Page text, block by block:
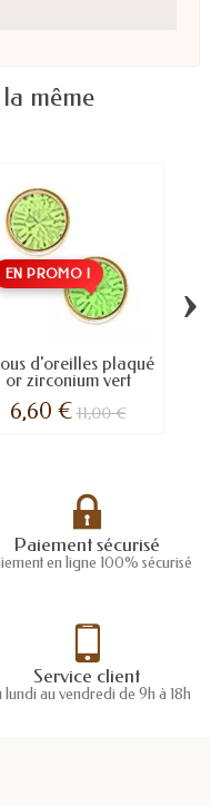
même
EN PROMO !
d'oreilles plaqué
or zirconium vert
6,60 €11,00 €
›
Paiement sécurisé
en ligne 100% sécurisé
Service client
lundi au vendredi de 9h à 18h